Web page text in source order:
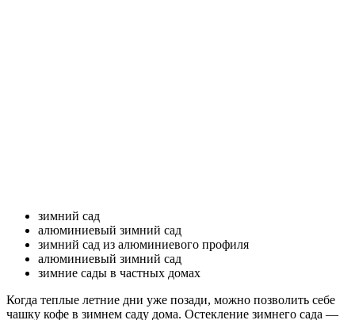
зимний сад
алюминиевый зимний сад
зимний сад из алюминиевого профиля
алюминиевый зимний сад
зимние сады в частных домах
Когда теплые летние дни уже позади, можно позволить себе
чашку кофе в зимнем саду дома. Остекление зимнего сада —